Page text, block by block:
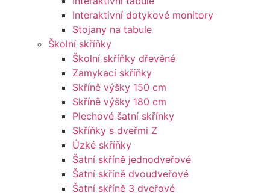
Interaktivní dotykové monitory
Stojany na tabule
Školní skříňky
Školní skříňky dřevěné
Zamykací skříňky
Skříně výšky 150 cm
Skříně výšky 180 cm
Plechové šatní skřínky
Skříňky s dveřmi Z
Úzké skříňky
Šatní skříně jednodveřové
Šatní skříně dvoudveřové
Šatní skříně 3 dveřové